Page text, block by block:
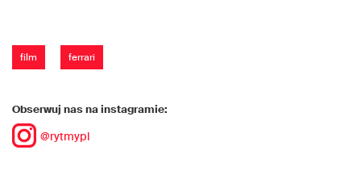
film ferrari
Obserwuj nas na instagramie:
@rytmypl